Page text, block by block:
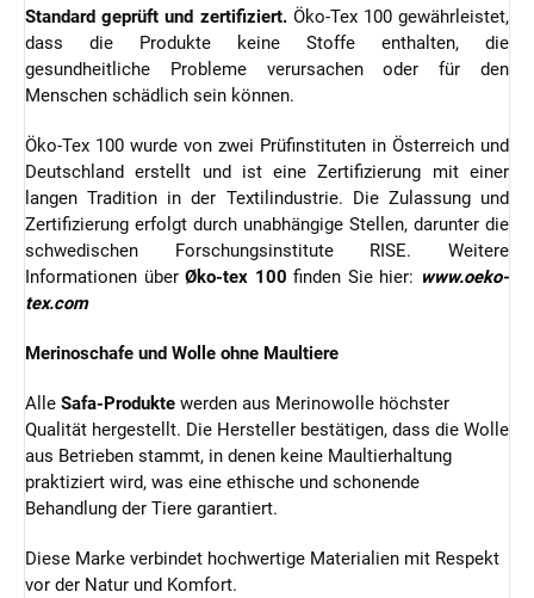
Standard geprüft und zertifiziert.Öko-Tex 100 gewährleistet,
dass die Produkte keine Stoffe enthalten, die
gesundheitliche Probleme verursachen oder für den
Menschen schädlich sein können.
Öko-Tex 100 wurde von zwei Prüfinstituten in Österreich und
Deutschland erstellt und ist eine Zertifizierung mit einer
langen Tradition in der Textilindustrie. Die Zulassung und
Zertifizierung erfolgt durch unabhängige Stellen, darunter die
schwedischen Forschungsinstitute RISE. Weitere
Informationen überØko-tex 100 finden Sie hier: www.oeko-
tex.com
Merinoschafe und Wolle ohne Maultiere
Alle Safa-Produkte werden aus Merinowolle höchster
Qualität hergestellt. Die Hersteller bestätigen, dass die Wolle
aus Betrieben stammt, in denen keine Maultierhaltung
praktiziert wird, was eine ethische und schonende
Behandlung der Tiere garantiert.
Diese Marke verbindet hochwertige Materialien mit Respekt
vor der Natur und Komfort.